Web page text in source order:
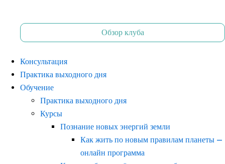
Обзор клуба
Консультация
Практика выходного дня
Обучение
Практика выходного дня
Курсы
Познание новых энергий земли
Как жить по новым правилам планеты —
онлайн программа